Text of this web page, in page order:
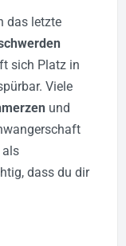
das letzte
sich Platz in
Viele
und
als
dass du dir